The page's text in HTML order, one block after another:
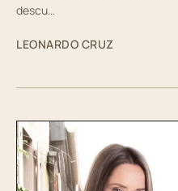
descu…
LEONARDO CRUZ